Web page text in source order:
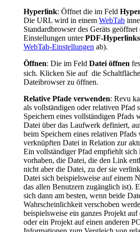
Hyperlink: Öffnet die im Feld
Die URL wird in einem WebTab
Standardbrowser des Geräts geöffnet
Einstellungen unterPDF-
WebTab-Einstellungen ab).
Öffnen: Die im Feld Datei öffnen
sich. Klicken Sie auf die Schaltfläche
Dateibrowser zu öffnen.
Relative Pfade verwenden: Revu
als vollständigen oder relativen Pfad
Speichern eines vollständigen Pfads
Datei über das Laufwerk definiert,
beim Speichern eines relativen
verknüpften Datei in Relation zur
Ein vollständiger Pfad empfiehlt sich
vorhaben, die Datei, die den Link
nicht aber die Datei, zu der sie
Datei sich beispielsweise auf einem
das allen Benutzern zugänglich ist).
sich dann am besten, wenn beide
Wahrscheinlichkeit verschoben
beispielsweise ein ganzes Projekt
oder ein Projekt auf einen anderen